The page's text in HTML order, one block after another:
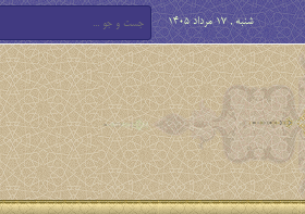
شنبه , 17 مرداد 1405